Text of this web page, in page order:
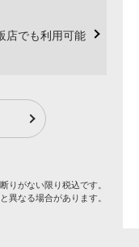
店でも利用可能
りがない限り税込です。
異なる場合があります。